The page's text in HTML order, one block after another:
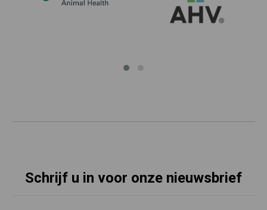
Schrijf u in voor onze nieuwsbrief